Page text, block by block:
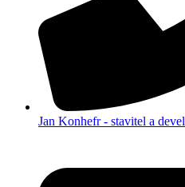
Jan Konhefr - stavitel a